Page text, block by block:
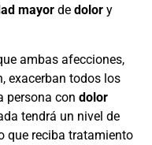
mayor de dolor y
ambas afecciones,
exacerban todos los
persona con dolor
tendrá un nivel de
que reciba tratamiento